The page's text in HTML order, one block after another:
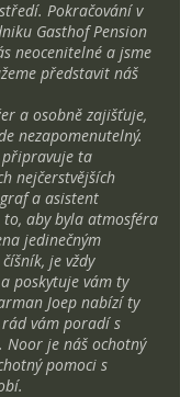
Pokračování v
Gasthof Pension
neocenitelné a jsme
představit náš
a osobně zajišťuje,
nezapomenutelný.
připravuje ta
nejčerstvějších
a asistent
aby byla atmosféra
jedinečným
je vždy
poskytuje vám ty
Joep nabízí ty
vám poradí s
je náš ochotný
pomoci s